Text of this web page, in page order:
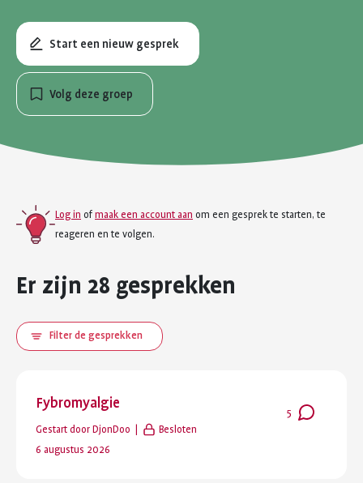
naar
op
zoek?
Start een nieuw gesprek
Volg deze groep
Log in of maak een account aan om een gesprek te starten, te
reageren en te volgen.
Er zijn 28 gesprekken
Filter de gesprekken
Fybromyalgie
Gestart door DjonDoo
Besloten
Laatste
6 augustus 2026
Aantal
5